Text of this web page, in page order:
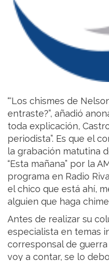
“‘Los chismes de
entraste?”, añadió
toda explicación,
periodista”. Es que el
la grabación matutina
“Esta mañana” por la
programa en Radio
el chico que está ahí,
alguien que haga
Antes de realizar su
especialista en temas
corresponsal de
voy a contar, se lo